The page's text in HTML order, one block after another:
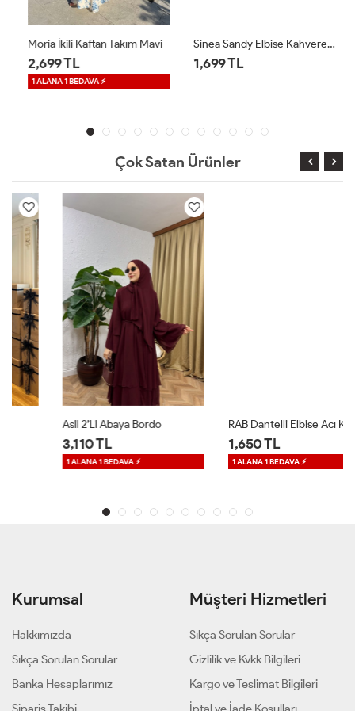
Moria İkili Kaftan Takım Mavi
2,699 TL
1 ALANA 1 BEDAVA ⚡
Sinea Sandy Elbise Kahverengi
1,699 TL
Çok Satan Ürünler
Asil 2’li Abaya Bordo
3,110 TL
1 ALANA 1 BEDAVA ⚡
RAB Dantelli Elbise Acı Kahve
1,650 TL
1 ALANA 1 BEDAVA ⚡
Kurumsal
Hakkımızda
Sıkça Sorulan Sorular
Banka Hesaplarımız
Müşteri Hizmetleri
Sıkça Sorulan Sorular
Gizlilik ve Kvkk Bilgileri
Kargo ve Teslimat Bilgileri